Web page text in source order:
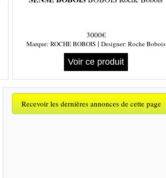
3000€
Marque: ROCHE BOBOIS | Designer: Roche Bobois
Voir ce produit
Recevoir les dernières annonces de cette page